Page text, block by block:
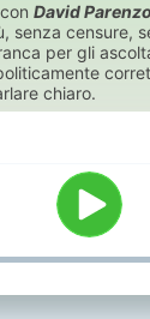
con David Parenzo
senza censure,
per gli
chiaro.